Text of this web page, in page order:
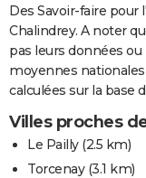
Des Savoir-faire pour
Chalindrey. A noter
pas leurs données
moyennes
calculées sur la base
Villes proches
Le Pailly(2.5 km)
Torcenay(3.1 km)